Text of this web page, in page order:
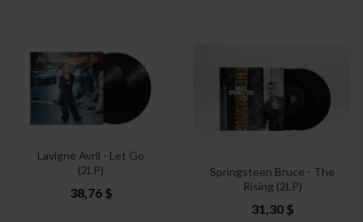
Lavigne Avril - Let Go
(2LP)
38,76 $
Springsteen Bruce - The
Rising (2LP)
31,30 $